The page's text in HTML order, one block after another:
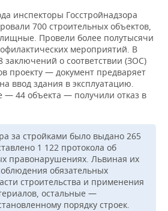
инспекторы Госстройнадзора
700 строительных объектов,
Провели более полутысячи
мероприятий. В
заключений о соответствии (ЗОС)
проекту — документ предваряет
ввод здания в эксплуатацию.
— 44 объекта — получили отказ в
за стройками было выдано 265
1 122 протокола об
правонарушениях. Львиная их
обязательных
строительства и применения
остальные —
порядку строек.